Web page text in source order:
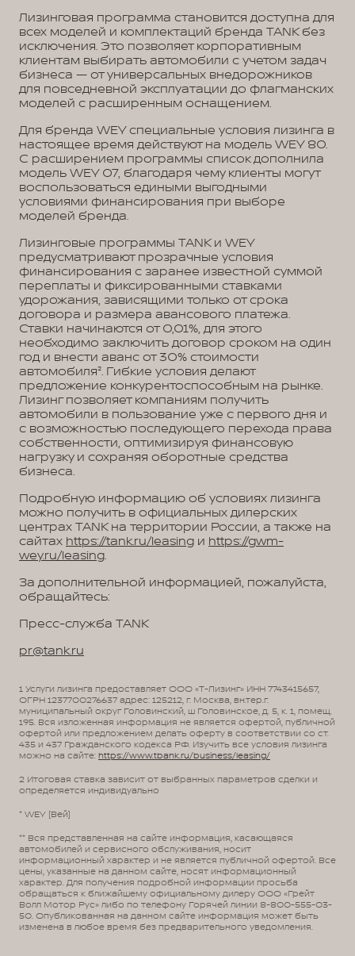
Лизинговая программа становится доступна для
всех моделей и комплектаций бренда TANK без
исключения. Это позволяет корпоративным
клиентам выбирать автомобили с учетом задач
бизнеса — от универсальных внедорожников
для повседневной эксплуатации до флагманских
моделей с расширенным оснащением.
Для бренда WEY специальные условия лизинга в
настоящее время действуют на модель WEY 80.
С расширением программы список дополнила
модель WEY 07, благодаря чему клиенты могут
воспользоваться едиными выгодными
условиями финансирования при выборе
моделей бренда.
Лизинговые программы TANK и WEY
предусматривают прозрачные условия
финансирования с заранее известной суммой
переплаты и фиксированными ставками
удорожания, зависящими только от срока
договора и размера авансового платежа.
Ставки начинаются от 0,01%, для этого
необходимо заключить договор сроком на один
год и внести аванс от 30% стоимости
автомобиля². Гибкие условия делают
предложение конкурентоспособным на рынке.
Лизинг позволяет компаниям получить
автомобили в пользование уже с первого дня и
с возможностью последующего перехода права
собственности, оптимизируя финансовую
нагрузку и сохраняя оборотные средства
бизнеса.
Подробную информацию об условиях лизинга
можно получить в официальных дилерских
центрах TANK на территории России, а также на
сайтах https://tank.ru/leasing и https://gwm-
wey.ru/leasing.
За дополнительной информацией, пожалуйста,
обращайтесь:
Пресс-служба TANK
pr@tank.ru
1 Услуги лизинга предоставляет ООО «Т-Лизинг» ИНН 7743415657,
ОГРН 1237700276637 адрес: 125212, г. Москва, вн.тер.г.
муниципальный округ Головинский, ш Головинское, д. 5, к. 1, помещ.
195. Вся изложенная информация не является офертой, публичной
офертой или предложением делать оферту в соответствии со ст.
435 и 437 Гражданского кодекса РФ. Изучить все условия лизинга
можно на сайте: https://www.tbank.ru/business/leasing/
2 Итоговая ставка зависит от выбранных параметров сделки и
определяется индивидуально
* WEY (Вей)
** Вся представленная на сайте информация, касающаяся
автомобилей и сервисного обслуживания, носит
информационный характер и не является публичной офертой. Все
цены, указанные на данном сайте, носят информационный
характер. Для получения подробной информации просьба
обращаться к ближайшему официальному дилеру ООО «Грейт
Волл Мотор Рус» либо по телефону Горячей линии 8-800-555-03-
50. Опубликованная на данном сайте информация может быть
изменена в любое время без предварительного уведомления.